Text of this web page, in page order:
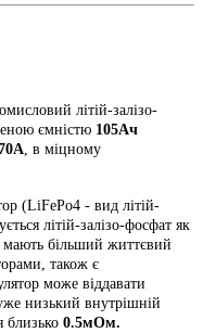
літій-залізо-
ємністю 105Ач
, в міцному
(LiFePo4 - вид літій-
літій-залізо-фосфат як
більший життєвий
також є
може віддавати
низький внутрішній
близько 0.5мОм.